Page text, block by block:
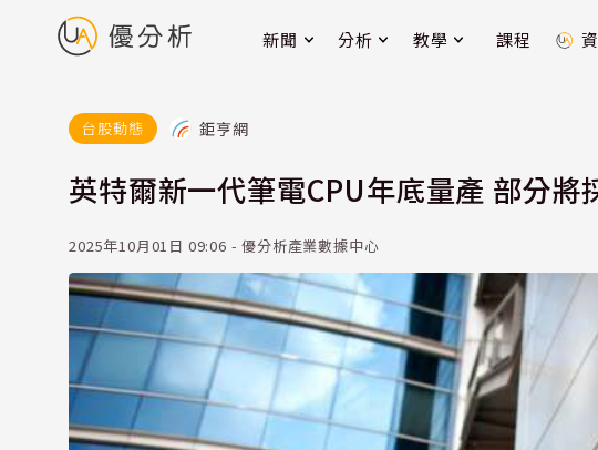
新聞 分析 教學 課程
台股動態 鉅亨網
英特爾新一代筆電CPU年底量產 部分將
2025年10月01日 09:06 - 優分析產業數據中心